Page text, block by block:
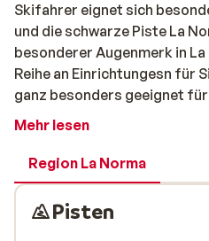
Skifahrer eignet sich
und die schwarze Piste La
besonderer Augenmerk in
Reihe an Einrichtungesn für
ganz besonders geeignet
können im Le Clot austoben,
Boradercross angeboten
gibt es eine weitere
Skigebiet liegt größtenteils
Nordhanglage und die vielen
Mehr lesen
Region La Norma
Pisten